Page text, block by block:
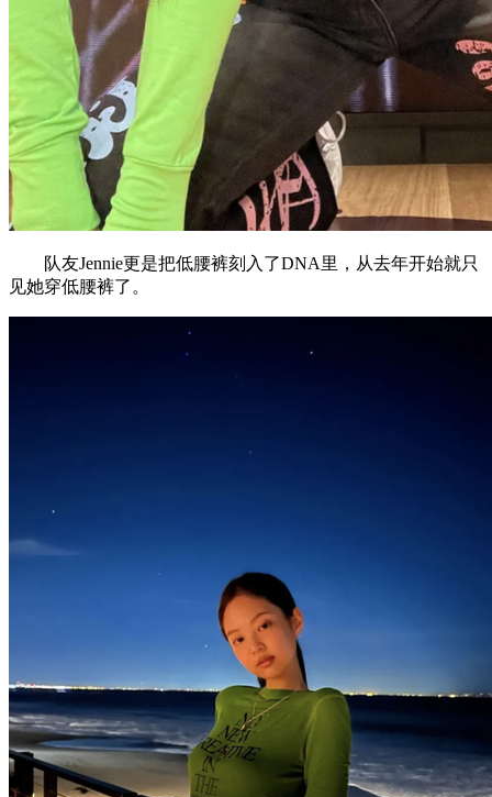
队友Jennie更是把低腰裤刻入了DNA里，从去年开始就只
见她穿低腰裤了。